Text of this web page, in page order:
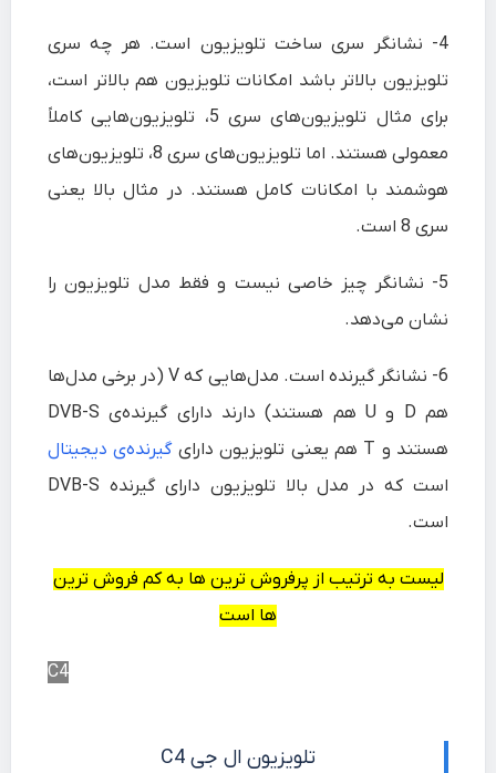
4-
نشانگر سری ساخت تلویزیون است. هر چه سری
تلویزیون بالاتر باشد امکانات تلویزیون هم بالاتر است،
برای مثال تلویزیون‌های سری 5، تلویزیون‌هایی کاملاً
معمولی هستند. اما تلویزیون‌های سری 8، تلویزیون‌های
هوشمند با امکانات کامل هستند. در مثال بالا یعنی
سری 8 است.
5-
نشانگر چیز خاصی نیست و فقط مدل تلویزیون را
نشان می‌دهد.
6-
نشانگر گیرنده است. مدل‌هایی که V (در برخی مدل‌ها
هم D و U هم هستند) دارند دارای گیرنده‌ی DVB-S
هستند و T هم یعنی تلویزیون دارای
گیرنده‌ی دیجیتال
است که در مدل بالا تلویزیون دارای گیرنده DVB-S
است.
لیست به ترتیب از پرفروش ترین ها به کم فروش ترین‌
ها است
C4
تلویزیون ال جی C4